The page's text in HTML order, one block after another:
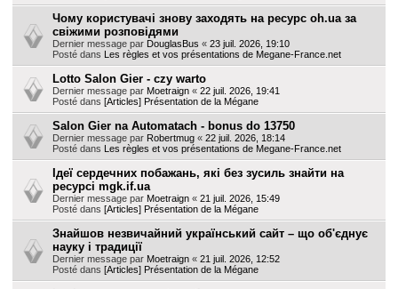
Чому користувачі знову заходять на ресурс oh.ua за
свіжими розповідями
Dernier message par DouglasBus « 23 juil. 2026, 19:10
Posté dans Les règles et vos présentations de Megane-France.net
Lotto Salon Gier - czy warto
Dernier message par Moetraign « 22 juil. 2026, 19:41
Posté dans [Articles] Présentation de la Mégane
Salon Gier na Automatach - bonus do 13750
Dernier message par Robertmug « 22 juil. 2026, 18:14
Posté dans Les règles et vos présentations de Megane-France.net
Ідеї сердечних побажань, які без зусиль знайти на
ресурсі mgk.if.ua
Dernier message par Moetraign « 21 juil. 2026, 15:49
Posté dans [Articles] Présentation de la Mégane
Знайшов незвичайний український сайт – що об'єднує
науку і традиції
Dernier message par Moetraign « 21 juil. 2026, 12:52
Posté dans [Articles] Présentation de la Mégane